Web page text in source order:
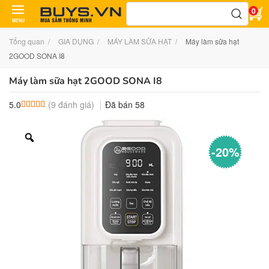
MENU
Tìm
0
Tổng quan GIA DỤNG MÁY LÀM SỮA HẠT
Máy làm sữa hạt
2GOOD SONA I8
Máy làm sữa hạt 2GOOD SONA I8
5.0 5.0 trên 5 dựa trên
9 đánh giá
(9 đánh giá) Đã bán 58
-20%